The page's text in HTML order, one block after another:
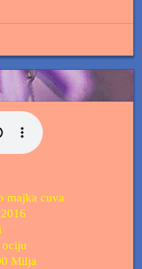
majka cuva
ociju
Milja